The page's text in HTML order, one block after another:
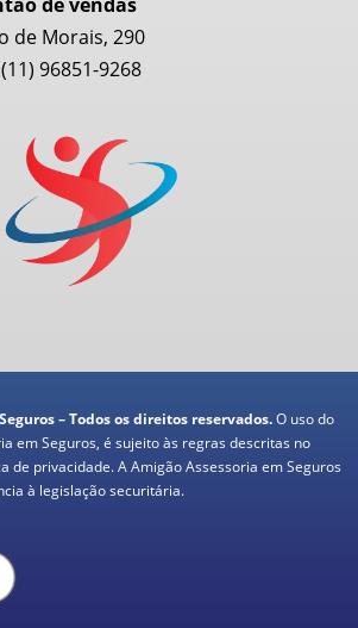
de Morais, 290
96851-9268
– Todos os direitos reservados.O uso do
em Seguros, é sujeito às regras descritas no
de privacidade. A Amigão Assessoria em Seguros
à legislação securitária.